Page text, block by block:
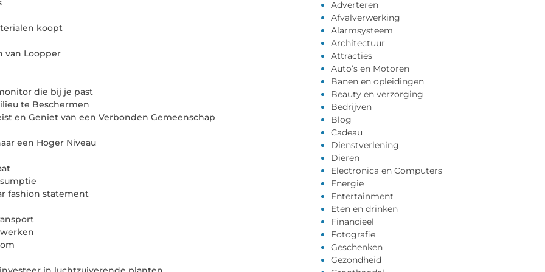
koopt
van Loopper
die bij je past
te Beschermen
en Geniet van een Verbonden Gemeenschap
een Hoger Niveau
fashion statement
Adverteren
Afvalverwerking
Alarmsysteem
Architectuur
Attracties
Auto’s en Motoren
Banen en opleidingen
Beauty en verzorging
Bedrijven
Blog
Cadeau
Dienstverlening
Dieren
Electronica en Computers
Energie
Entertainment
Eten en drinken
Financieel
Fotografie
Geschenken
Gezondheid